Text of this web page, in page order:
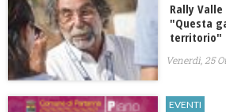
Rally
"Questa
territorio"
Venerdì, 25
EVENTI